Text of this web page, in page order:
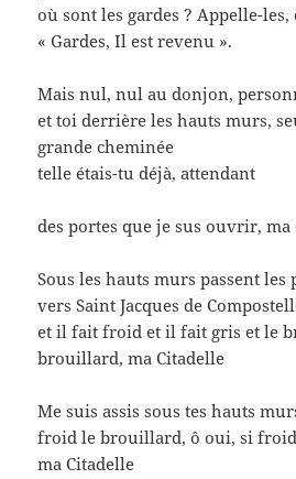
où sont les gardes ? Appelle-
« Gardes, Il est revenu ».
Mais nul, nul au donjon,
et toi derrière les hauts murs,
grande cheminée
telle étais-tu déjà, attendant
des portes que je sus ouvrir,
Sous les hauts murs passent
vers Saint Jacques de
et il fait froid et il fait gris et le
brouillard, ma Citadelle
Me suis assis sous tes hauts
froid le brouillard, ô oui, si
ma Citadelle